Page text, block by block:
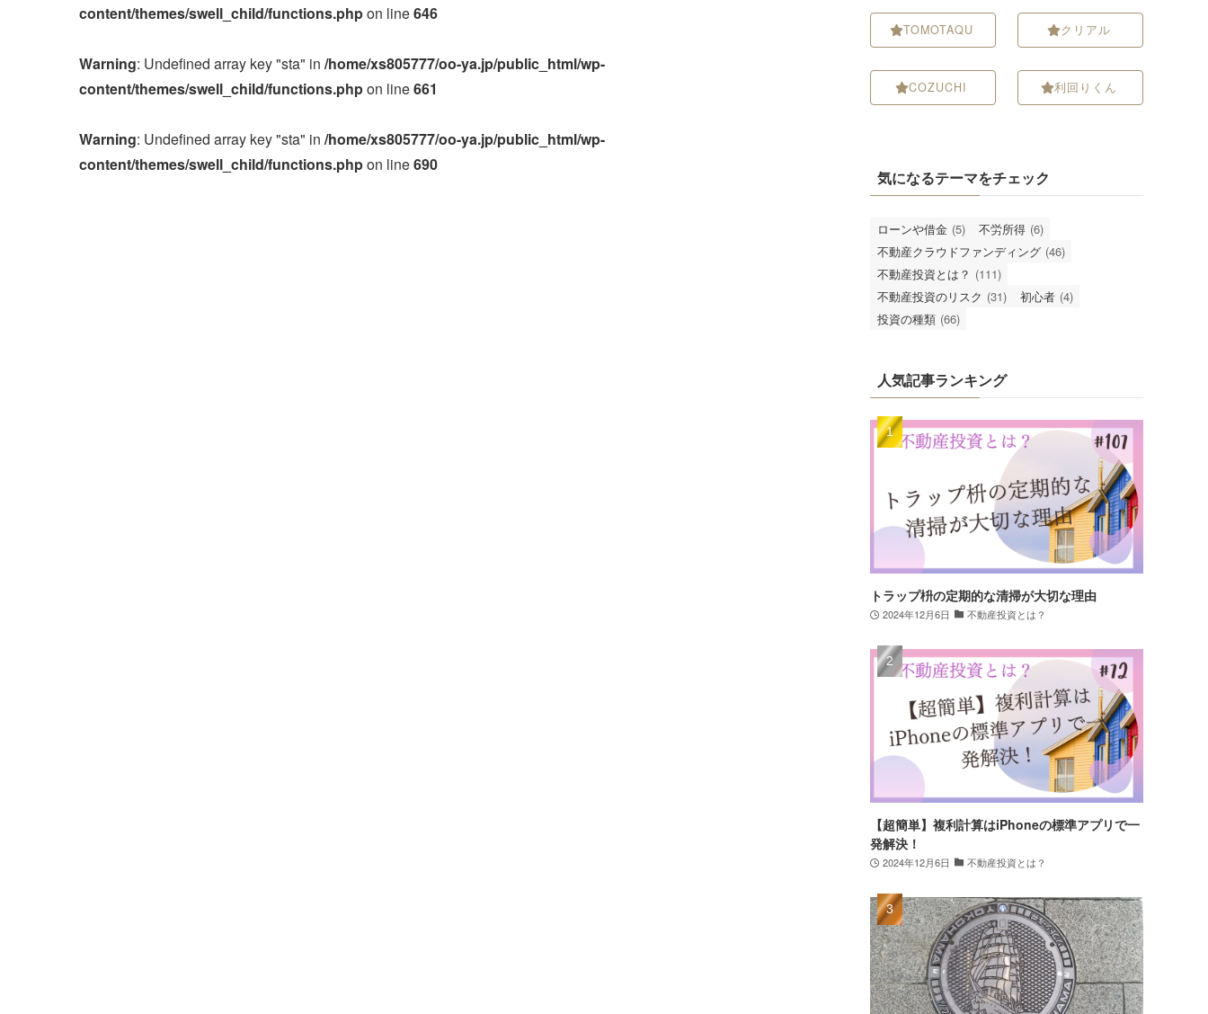
content/themes/swell_child/functions.phpon line646
Warning: Undefined array key "sta" in /home/xs805777/oo-ya.jp/public_html/wp-
content/themes/swell_child/functions.phpon line661
Warning: Undefined array key "sta" in /home/xs805777/oo-ya.jp/public_html/wp-
content/themes/swell_child/functions.phpon line690
TOMOTAQU
COZUCHI
クリアル
利回りくん
気になるテーマをチェック
ローンや借金 (5) 不労所得 (6)
不動産クラウドファンディング (46)
不動産投資とは？ (111)
不動産投資のリスク (31) 初心者 (4)
投資の種類 (66)
人気記事ランキング
トラップ枡の定期的な清掃が大切な理由
2024年12月6日 不動産投資とは？
【超簡単】複利計算はiPhoneの標準アプリで一
発解決！
2024年12月6日 不動産投資とは？